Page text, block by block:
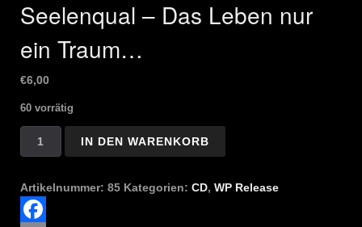
Seelenqual – Das Leben nur
ein Traum…
€6,00
60 vorrätig
Leben
nur
ein
IN DEN WARENKORB
Artikelnummer: 85 Kategorien: CD, WP Release